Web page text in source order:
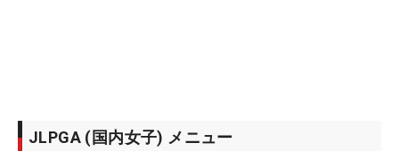
JLPGA (国内女子) メニュー